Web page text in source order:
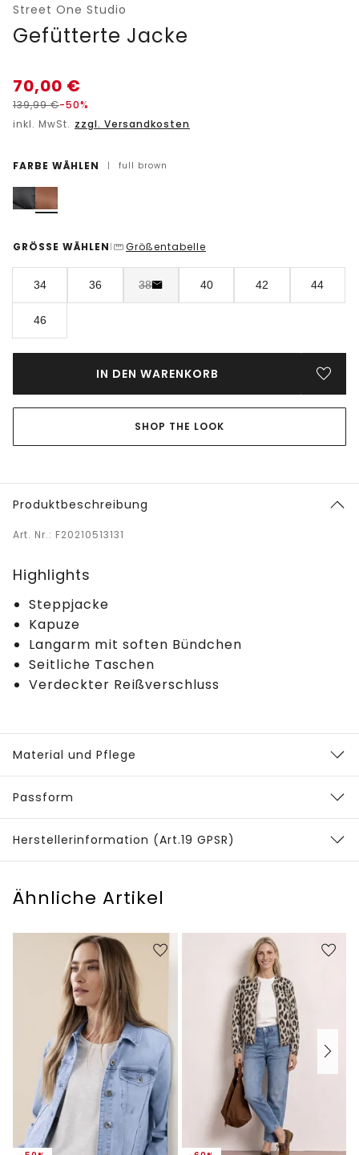
Street One Studio
Gefütterte Jacke
70,00 €
139,99€-50%
inkl. MwSt. zzgl. Versandkosten
FARBE WÄHLEN | full brown
GRÖSSE WÄHLEN | Größentabelle
34 36 38 40 42 44
46
IN DEN WARENKORB
SHOP THE LOOK
Produktbeschreibung
Art. Nr.: F20210513131
Highlights
Steppjacke
Kapuze
Langarm mit soften Bündchen
Seitliche Taschen
Verdeckter Reißverschluss
Material und Pflege
Passform
Herstellerinformation (Art.19 GPSR)
Ähnliche Artikel